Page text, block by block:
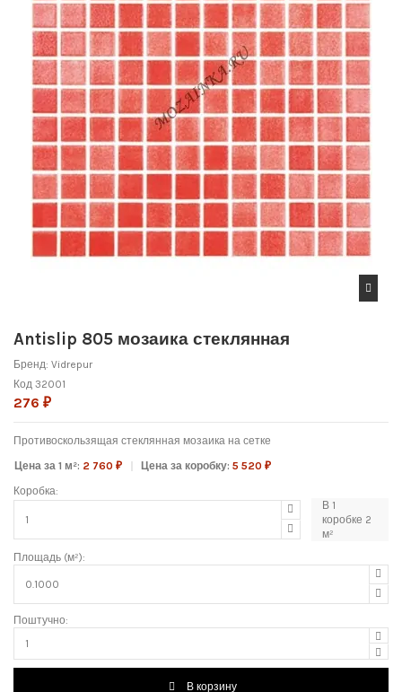
Antislip 805 мозаика стеклянная
Бренд: Vidrepur
Код 32001
276 ₽
Противоскользящая стеклянная мозаика на сетке
Цена за 1 м²: 2 760 ₽ Цена за коробку:5 520 ₽
Коробка:
В 1
коробке 2
м²
Площадь (м²):
Поштучно:
В корзину